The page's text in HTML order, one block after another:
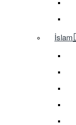
İslam